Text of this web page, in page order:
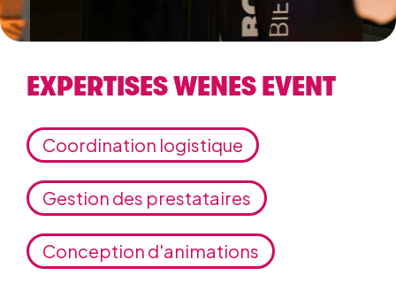
EXPERTISES WENES EVENT
Coordination logistique
Gestion des prestataires
Conception d'animations